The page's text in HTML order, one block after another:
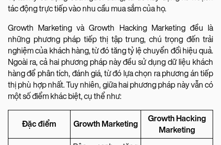
tác động trực tiếp vào nhu cầu mua sắm của họ.
Growth Marketing và Growth Hacking Marketing đều là
những phương pháp tiếp thị tập trung, chú trọng đến trải
nghiệm của khách hàng, từ đó tăng tỷ lệ chuyển đổi hiệu quả.
Ngoài ra, cả hai phương pháp này đều sử dụng dữ liệu khách
hàng để phân tích, đánh giá, từ đó lựa chọn ra phương án tiếp
thị phù hợp nhất. Tuy nhiên, giữa hai phương pháp này vẫn có
một số điểm khác biệt, cụ thể như:
Đặc điểm Growth Marketing
Growth Hacking
Marketing